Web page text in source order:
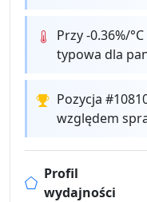
Przy -0.36%/
typowa dla
Pozycja
względem
Profil
wydajności